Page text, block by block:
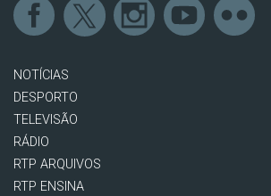
NOTÍCIAS
DESPORTO
TELEVISÃO
RÁDIO
RTP ARQUIVOS
RTP ENSINA